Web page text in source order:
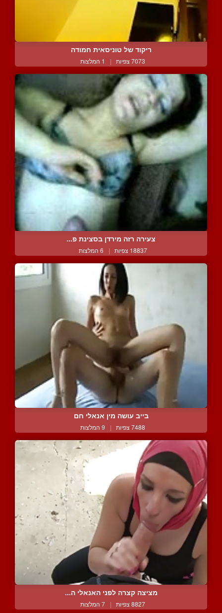
ריקוד של טוניסאית חמודה
7073 צפיות | 1 המלצות
צעירה רזה מירדן בסצינת פ...
18837 צפיות | 6 המלצות
בייב עושה מין אנאלי חם
7488 צפיות | 9 המלצות
מציצה קצרה לפני האנאלי ה...
8827 צפיות | 7 המלצות